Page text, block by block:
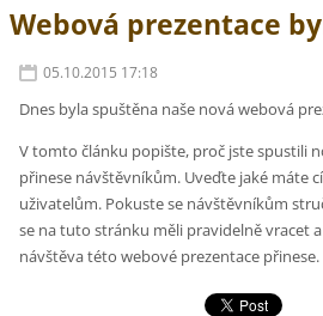
Webová prezentace
05.10.2015 17:18
Dnes byla spuštěna naše nová webová
V tomto článku popište, proč jste spustili
přinese návštěvníkům. Uveďte jaké máte
uživatelům. Pokuste se návštěvníkům
se na tuto stránku měli pravidelně vracet
návštěva této webové prezentace přinese.